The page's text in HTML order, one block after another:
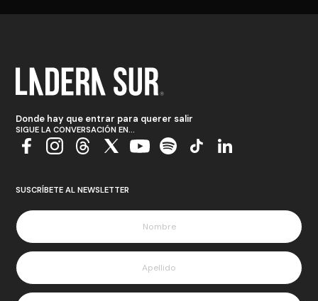
Donde hay que entrar para querer salir
SIGUE LA CONVERSACIÓN EN...
SUSCRÍBETE AL NEWSLETTER